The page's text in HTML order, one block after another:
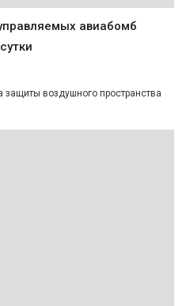
авиабомб
защиты воздушного пространства